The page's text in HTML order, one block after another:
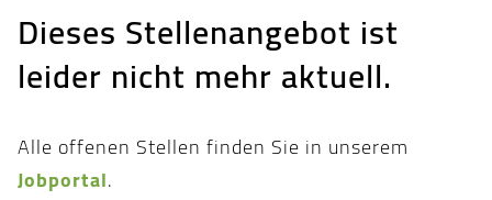
Dieses Stellenangebot ist
leider nicht mehr aktuell.
Alle offenen Stellen finden Sie in unserem
Jobportal.